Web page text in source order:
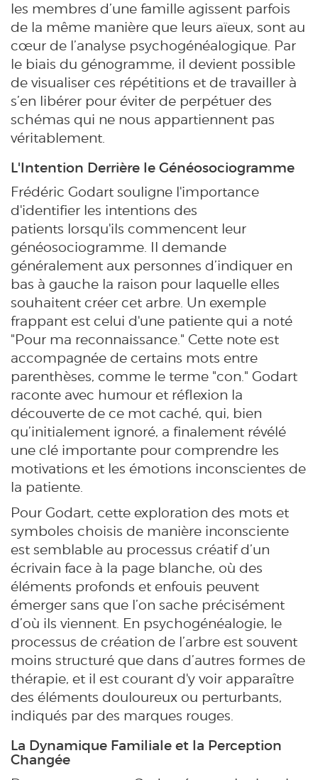
les membres d’une famille agissent parfois
de la même manière que leurs aïeux, sont au
cœur de l’analyse psychogénéalogique. Par
le biais du génogramme, il devient possible
de visualiser ces répétitions et de travailler à
s’en libérer pour éviter de perpétuer des
schémas qui ne nous appartiennent pas
véritablement.
L'Intention Derrière le Généosociogramme
Frédéric Godart souligne l'importance
d'identifier les intentions des
patients lorsqu'ils commencent leur
généosociogramme. Il demande
généralement aux personnes d’indiquer en
bas à gauche la raison pour laquelle elles
souhaitent créer cet arbre. Un exemple
frappant est celui d'une patiente qui a noté
"Pour ma reconnaissance." Cette note est
accompagnée de certains mots entre
parenthèses, comme le terme "con." Godart
raconte avec humour et réflexion la
découverte de ce mot caché, qui, bien
qu’initialement ignoré, a finalement révélé
une clé importante pour comprendre les
motivations et les émotions inconscientes de
la patiente.
Pour Godart, cette exploration des mots et
symboles choisis de manière inconsciente
est semblable au processus créatif d’un
écrivain face à la page blanche, où des
éléments profonds et enfouis peuvent
émerger sans que l’on sache précisément
d’où ils viennent. En psychogénéalogie, le
processus de création de l’arbre est souvent
moins structuré que dans d’autres formes de
thérapie, et il est courant d'y voir apparaître
des éléments douloureux ou perturbants,
indiqués par des marques rouges.
La Dynamique Familiale et la Perception
Changée